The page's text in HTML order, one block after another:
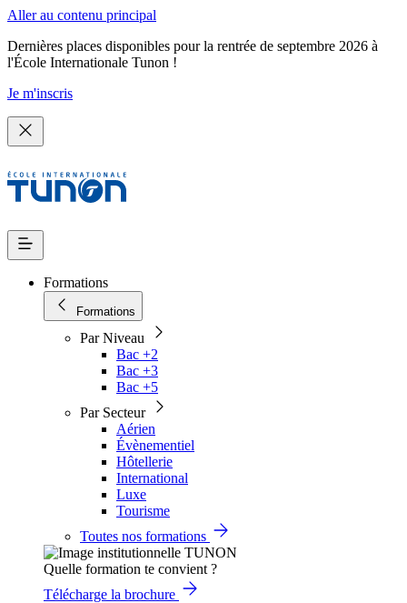
Aller au contenu principal
Dernières places disponibles pour la rentrée de septembre 2026 à
l'École Internationale Tunon !
Je m'inscris
Formations
Formations
Par Niveau
Bac +2
Bac +3
Bac +5
Par Secteur
Aérien
Évènementiel
Hôtellerie
International
Luxe
Tourisme
Toutes nos formations
Quelle formation te convient ?
Télécharge la brochure